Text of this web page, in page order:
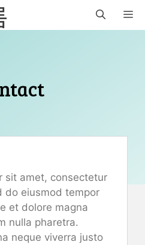
sit amet, consectetur
do eiusmod tempor
et dolore magna
nulla pharetra.
neque viverra justo